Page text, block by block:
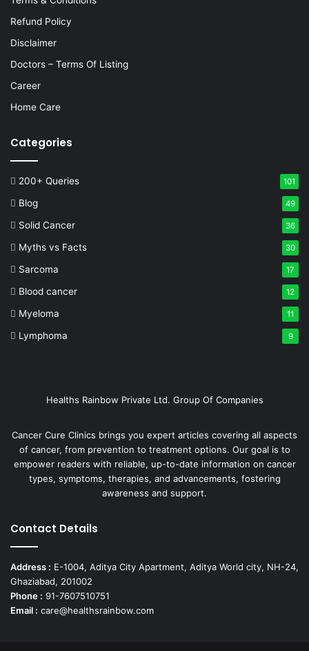
Refund Policy
Disclaimer
Doctors – Terms Of Listing
Career
Home Care
Categories
200+ Queries 101
Blog 49
Solid Cancer 36
Myths vs Facts 30
Sarcoma 17
Blood cancer 12
Myeloma 11
Lymphoma 9
Healths Rainbow Private Ltd. Group Of Companies
Cancer Cure Clinics brings you expert articles covering all aspects
of cancer, from prevention to treatment options. Our goal is to
empower readers with reliable, up-to-date information on cancer
types, symptoms, therapies, and advancements, fostering
awareness and support.
Contact Details
Address : E-1004, Aditya City Apartment, Aditya World city, NH-24,
Ghaziabad, 201002
Phone : 91-7607510751
Email : care@healthsrainbow.com